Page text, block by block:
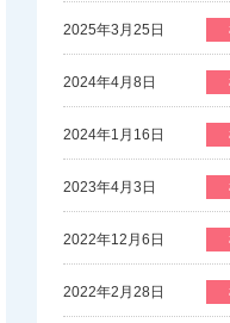
2025年3月25日
2024年4月8日
2024年1月16日
2023年4月3日
2022年12月6日
2022年2月28日